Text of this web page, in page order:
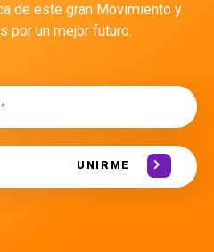
de este gran Movimiento y
por un mejor futuro.
UNIRME